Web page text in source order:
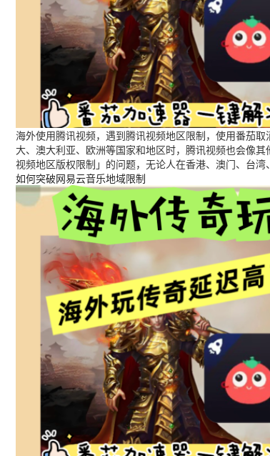
海外使用腾讯视频，遇到腾讯视频地区限制，使用番茄
大、澳大利亚、欧洲等国家和地区时，腾讯视频也会像
视频地区版权限制」的问题，无论人在香港、澳门、台
如何突破网易云音乐地域限制